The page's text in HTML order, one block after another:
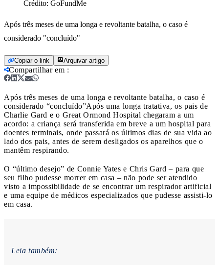
Crédito: GoFundMe
Após três meses de uma longa e revoltante batalha, o caso é
considerado "concluído"
Copiar o link Arquivar artigo
Compartilhar em :
Após três meses de uma longa e revoltante batalha, o caso é
considerado “concluído”Após uma longa tratativa, os pais de
Charlie Gard e o Great Ormond Hospital chegaram a um
acordo: a criança será transferida em breve a um hospital para
doentes terminais, onde passará os últimos dias de sua vida ao
lado dos pais, antes de serem desligados os aparelhos que o
mantêm respirando.
O “último desejo” de Connie Yates e Chris Gard – para que
seu filho pudesse morrer em casa – não pode ser atendido
visto a impossibilidade de se encontrar um respirador artificial
e uma equipe de médicos especializados que pudesse assisti-lo
em casa.
Leia também: